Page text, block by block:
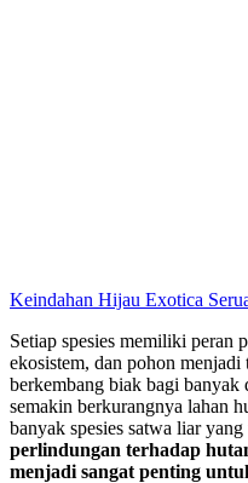
Keindahan Hijau Exotica
Setiap spesies memiliki peran
ekosistem, dan pohon
berkembang biak bagi banyak
semakin berkurangnya lahan
banyak spesies satwa liar
perlindungan terhadap
menjadi sangat penting